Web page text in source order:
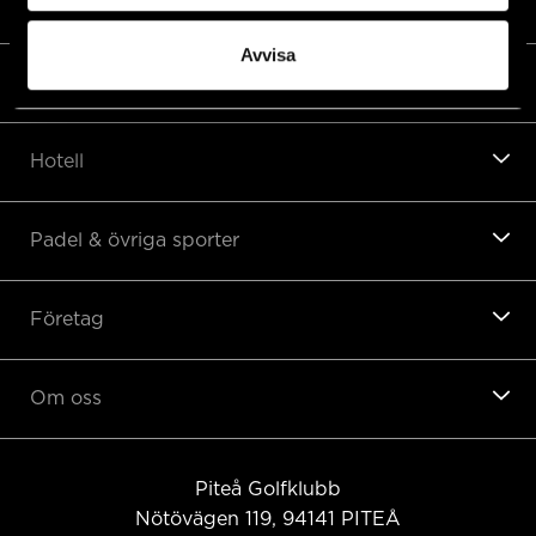
Avvisa
Hotell
Padel & övriga sporter
Företag
Om oss
Piteå Golfklubb
Nötövägen 119, 94141
PITEÅ